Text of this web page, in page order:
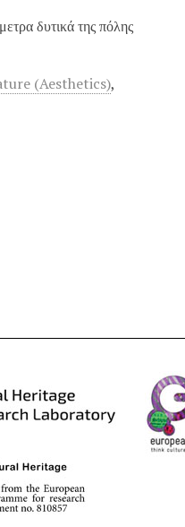
δυτικά της πόλης
(Aesthetics),